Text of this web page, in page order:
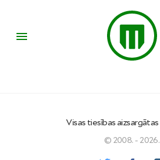
Visas tiesības aizsargātas
© 2008. - 2026.